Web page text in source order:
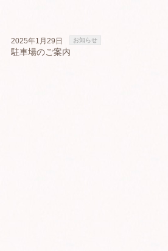
2025年1月29日 お知らせ
駐車場のご案内